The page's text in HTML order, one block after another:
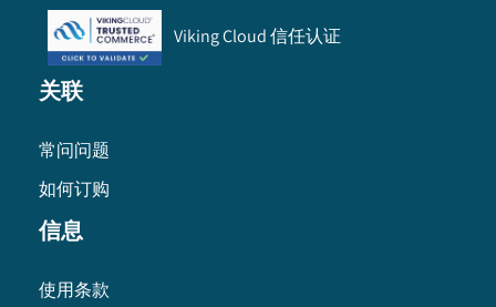
Viking Cloud 信任认证
关联
常问问题
如何订购
信息
使用条款